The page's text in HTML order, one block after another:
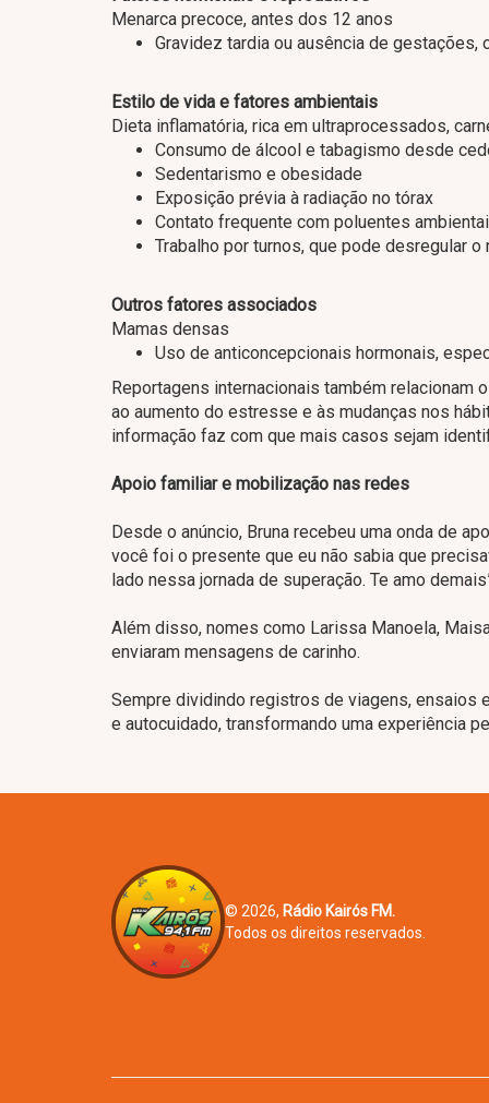
Menarca precoce, antes dos 12 anos
Gravidez tardia ou ausência de
Estilo de vida e fatores ambientais
Dieta inflamatória, rica em ultraprocessados,
Consumo de álcool e tabagismo desde
Sedentarismo e obesidade
Exposição prévia à radiação no tórax
Contato frequente com poluentes
Trabalho por turnos, que pode desregular
Outros fatores associados
Mamas densas
Uso de anticoncepcionais hormonais,
Reportagens internacionais também
ao aumento do estresse e às mudanças nos
informação faz com que mais casos sejam
Apoio familiar e mobilização nas redes
Desde o anúncio, Bruna recebeu uma onda de
você foi o presente que eu não sabia que
lado nessa jornada de superação. Te amo
Além disso, nomes como Larissa Manoela,
enviaram mensagens de carinho.
Sempre dividindo registros de viagens, ensaios
e autocuidado, transformando uma experiência
© 2026, Rádio Kairós FM.
Todos os direitos reservados.